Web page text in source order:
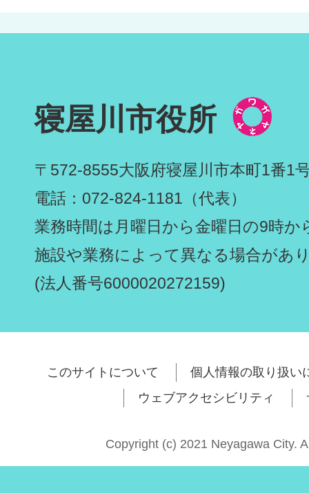
寝屋川市役所
〒572-8555大阪府寝屋川市本町1番1
電話：072-824-1181（代表）
業務時間は月曜日から金曜日の9時か
施設や業務によって異なる場合があ
(法人番号6000020272159)
このサイトについて
個人情報の取り扱い
ウェブアクセシビリティ
Copyright (c) 2021 Neyagawa City.